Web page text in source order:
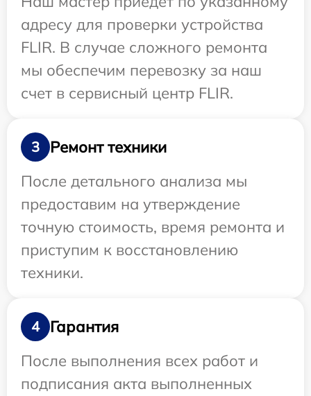
адресу для проверки устройства
FLIR. В случае сложного ремонта
мы обеспечим перевозку за наш
счет в сервисный центр FLIR.
3
Ремонт техники
После детального анализа мы
предоставим на утверждение
точную стоимость, время ремонта и
приступим к восстановлению
техники.
4
Гарантия
После выполнения всех работ и
подписания акта выполненных